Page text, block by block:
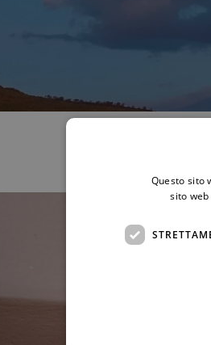
Questo sito
sito